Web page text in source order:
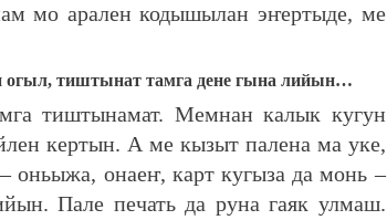
мо арален кодышылан эҥертыде, ме
огыл, тиштынат тамга дене гына лийын…
тиштынамат. Мемнан калык кугун
кертын. А ме кызыт палена ма уке,
онаеҥ, карт кугыза да монь –
Пале печать да руна гаяк улмаш.